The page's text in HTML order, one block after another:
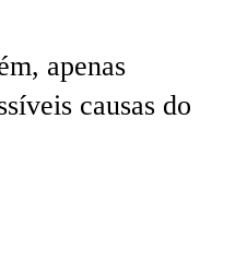
apenas
causas do